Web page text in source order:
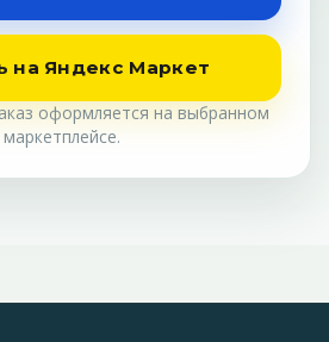
на Яндекс Маркет
оформляется на выбранном
маркетплейсе.